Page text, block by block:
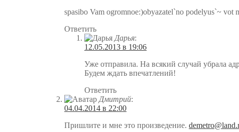
spasibo Vam ogromnoe:)obyazatel`no podelyus`~ vot
Ответить
Дарья:
12.05.2013 в 19:06
Уже отправила. На всякий случай убрала
Будем ждать впечатлений!
Ответить
Дмитрий:
04.04.2014 в 22:00
Пришлите и мне это произведение.